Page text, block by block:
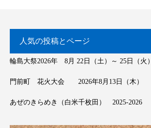
人気の投稿とページ
輪島大祭2026年 8月 22日（土）～ 25日（火）
門前町 花火大会 2026年8月13日（木）
あぜのきらめき（白米千枚田） 2025-2026